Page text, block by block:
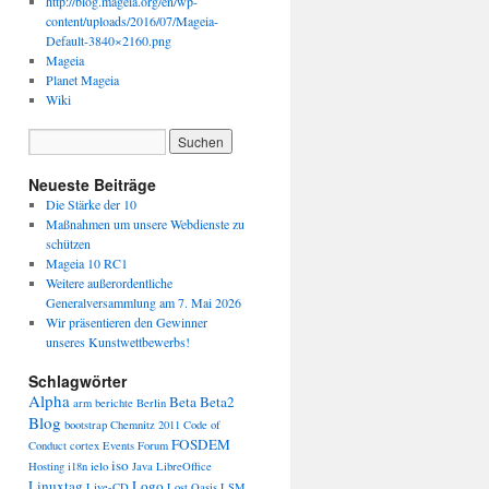
content/uploads/2016/07/Mageia-
Default-3840×2160.png
Mageia
Planet Mageia
Wiki
Neueste Beiträge
Die Stärke der 10
Maßnahmen um unsere Webdienste zu
schützen
Mageia 10 RC1
Weitere außerordentliche
Generalversammlung am 7. Mai 2026
Wir präsentieren den Gewinner
unseres Kunstwettbewerbs!
Schlagwörter
Alpha arm berichte Berlin BetaBeta2
Blog bootstrap Chemnitz 2011 Code of
Conduct cortex Events Forum FOSDEM
Hosting i18n ielo iso Java LibreOffice